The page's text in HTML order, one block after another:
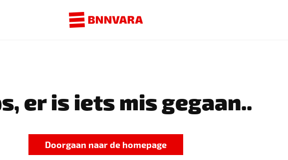
er is iets mis gegaan..
Doorgaan naar de homepage